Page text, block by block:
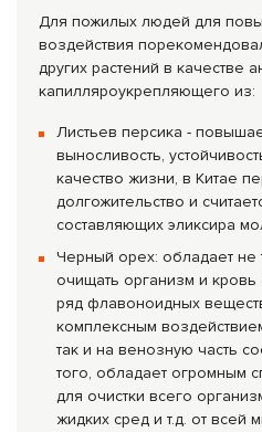
Для пожилых людей для
воздействия
других растений в качестве
капилляроукрепляющего из:
Листьев персика -
выносливость,
качество жизни, в Китае
долгожительство и
составляющих эликсира
Черный орех: обладает не
очищать организм и
ряд флавоноидных
комплексным
так и на венозную часть
того, обладает огромным
для очистки всего
жидких сред и т.д. от всей